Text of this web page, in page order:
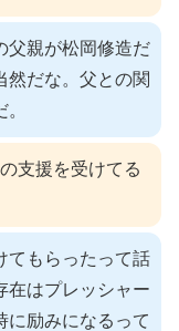
父親が松岡修造だ
然だな。父との関
支援を受けてる
てもらったって話
在はプレッシャー
に励みになるって